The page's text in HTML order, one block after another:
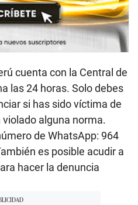
cuenta con la Central de
las 24 horas. Solo debes
si has sido víctima de
alguna norma.
de WhatsApp: 964
es posible acudir a
hacer la denuncia